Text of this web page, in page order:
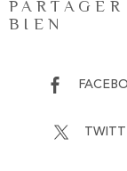
BIEN